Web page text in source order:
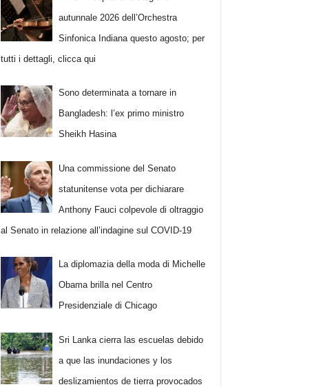
autunnale 2026 dell’Orchestra
Sinfonica Indiana questo agosto; per
tutti i dettagli, clicca qui
Sono determinata a tornare in
Bangladesh: l’ex primo ministro
Sheikh Hasina
Una commissione del Senato
statunitense vota per dichiarare
Anthony Fauci colpevole di oltraggio
al Senato in relazione all’indagine sul COVID-19
La diplomazia della moda di Michelle
Obama brilla nel Centro
Presidenziale di Chicago
Sri Lanka cierra las escuelas debido
a que las inundaciones y los
deslizamientos de tierra provocados